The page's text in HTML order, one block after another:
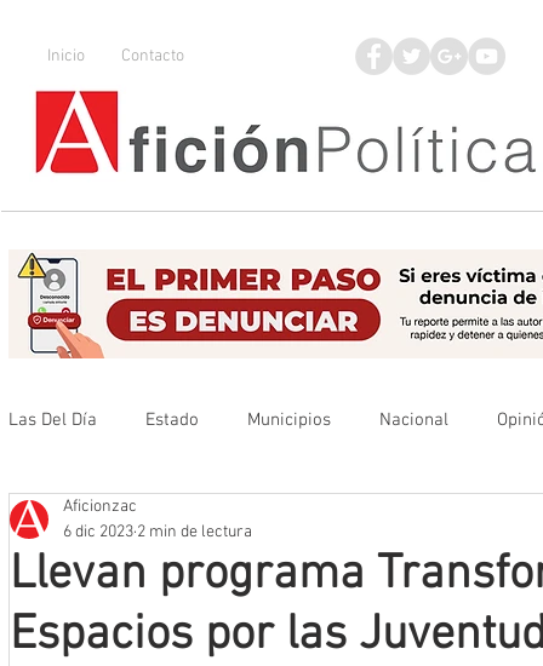
Inicio Contacto
Las Del Día Estado Municipios Nacional
Que no se olvide
Mineros LNBP
Llevan programa
Espacios por las
Aficionzac
6 dic 2023 2 min de lectura